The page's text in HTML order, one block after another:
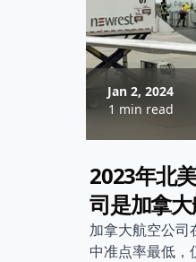
Jan 2, 2024
1 min read
2023年北
司是加拿
加拿大航空公司
中准点率最低，